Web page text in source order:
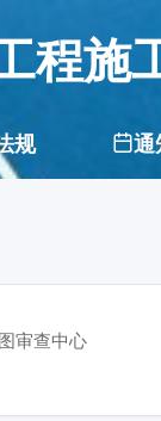
程施
规 通
审查中心